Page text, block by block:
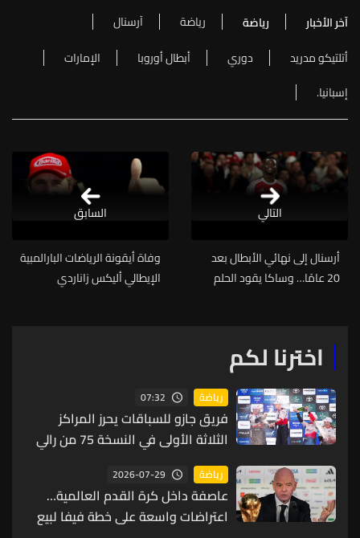
آخر الأخبار رياضة رياضة
آرسنال
أتلتيكو مدريد
دوري أبطال أوروبا
الإمارات
إسبانيا.
التالي
أرسنال إلى نهائي الأبطال بعد
20 عامًا… وساكا يقود الحلم
وفاة أيقونة الرياضات البارالمبية
الإيطالي أليكس زاناردي
السابق
اخترنا لكم
رياضة 07:32
فريق جازو للسباقات يحرز المراكز
الثلاثة الأولى في النسخة 75 من رالي
فنلندا
رياضة 2026-07-29
عاصفة داخل كرة القدم العالمية…
اعتراضات واسعة على خطة فيفا لبيع